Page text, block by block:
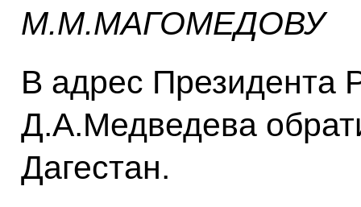
М.М.МАГОМЕДОВУ
В адрес Президента
Д.А.Медведева
Дагестан.